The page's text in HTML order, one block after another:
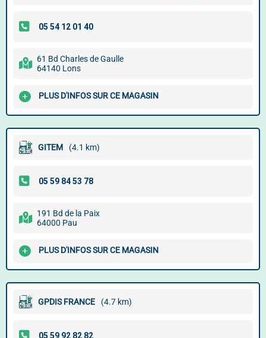
61 Bd Charles de Gaulle
64140 Lons
PLUS D'INFOS SUR CE MAGASIN
GITEM (4.1 km)
191 Bd de la Paix
64000 Pau
PLUS D'INFOS SUR CE MAGASIN
GPDIS FRANCE (4.7 km)